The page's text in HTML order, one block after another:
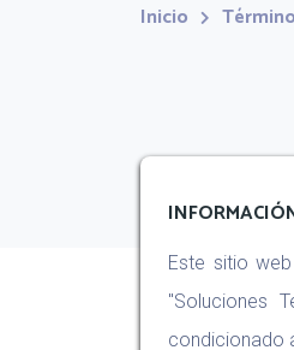
Inicio
Este sitio
"Soluciones
condicionado